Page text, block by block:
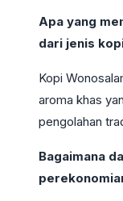
Apa yang
dari jenis
Kopi
aroma khas
pengolahan
Bagaimana